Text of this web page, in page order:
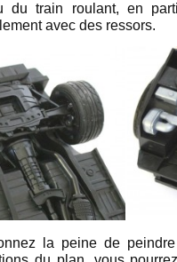
du train roulant, en
avec des ressors.
la peine de